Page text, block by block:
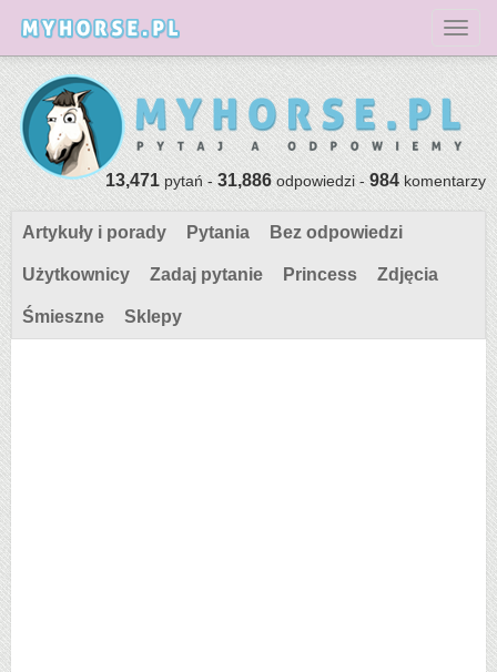
13,471pytań -31,886odpowiedzi -984komentarzy
Artykuły i porady Pytania Bez odpowiedzi
Użytkownicy Zadaj pytanie Princess Zdjęcia
Śmieszne Sklepy